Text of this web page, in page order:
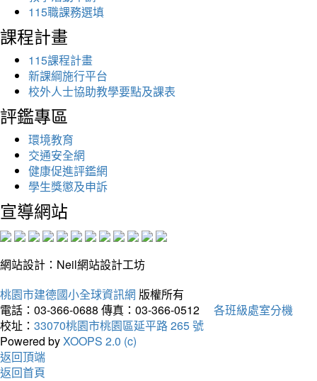
115職課務選填
課程計畫
115課程計畫
新課綱施行平台
校外人士協助教學要點及課表
評鑑專區
環境教育
交通安全網
健康促進評鑑網
學生獎懲及申訴
宣導網站
網站設計：Neil網站設計工坊
桃園市建德國小全球資訊網 版權所有
電話：03-366-0688 傳真：03-366-0512
各班級處室分機
校址： 33070桃園市桃園區延平路 265 號
Powered byXOOPS 2.0 (c)
返回頂端
返回首頁